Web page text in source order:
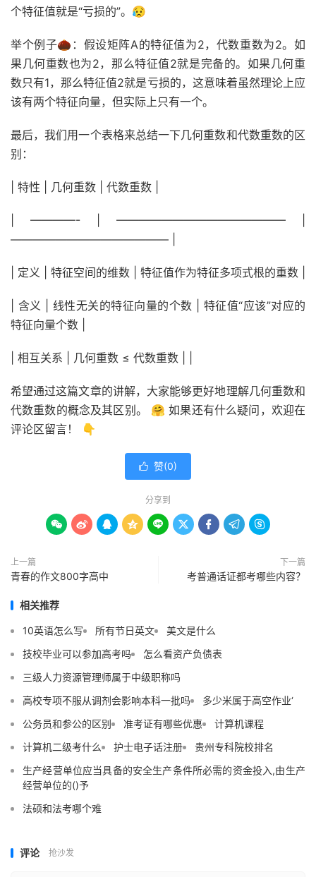
个特征值就是“亏损的”。😥
举个例子🌰：假设矩阵A的特征值为2，代数重数为2。如
果几何重数也为2，那么特征值2就是完备的。如果几何重
数只有1，那么特征值2就是亏损的，这意味着虽然理论上应
该有两个特征向量，但实际上只有一个。
最后，我们用一个表格来总结一下几何重数和代数重数的区
别：
| 特性 | 几何重数 | 代数重数 |
| ————- | ——————————————— |
—————————————— |
| 定义 | 特征空间的维数 | 特征值作为特征多项式根的重数 |
| 含义 | 线性无关的特征向量的个数 | 特征值“应该”对应的
特征向量个数 |
| 相互关系 | 几何重数 ≤ 代数重数 | |
希望通过这篇文章的讲解，大家能够更好地理解几何重数和
代数重数的概念及其区别。 🤗 如果还有什么疑问，欢迎在
评论区留言！ 👇
 赞(0)
分享到
        
上一篇
青春的作文800字高中
下一篇
考普通话证都考哪些内容？
相关推荐
10英语怎么写 所有节日英文
美文是什么
技校毕业可以参加高考吗
怎么看资产负债表
三级人力资源管理师属于中级职称吗
高校专项不服从调剂会影响本科一批吗
多少米属于高空作业‘
公务员和参公的区别
准考证有哪些优惠
计算机课程
计算机二级考什么
护士电子话注册
贵州专科院校排名
生产经营单位应当具备的安全生产条件所必需的资金投入,由生产
经营单位的()予
法硕和法考哪个难
评论 抢沙发